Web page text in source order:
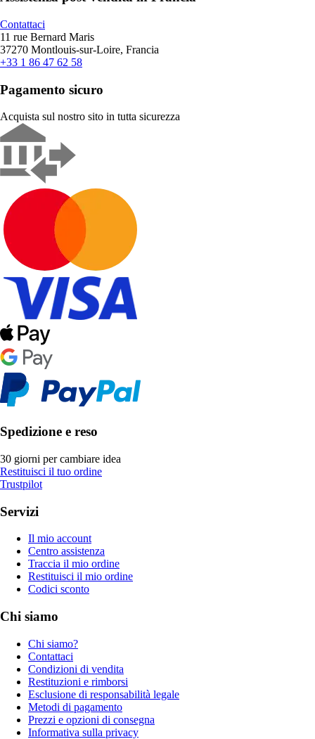
Contattaci
11 rue Bernard Maris
37270 Montlouis-sur-Loire, Francia
+33 1 86 47 62 58
Pagamento sicuro
Acquista sul nostro sito in tutta sicurezza
Spedizione e reso
30 giorni per cambiare idea
Restituisci il tuo ordine
Trustpilot
Servizi
Il mio account
Centro assistenza
Traccia il mio ordine
Restituisci il mio ordine
Codici sconto
Chi siamo
Chi siamo?
Contattaci
Condizioni di vendita
Restituzioni e rimborsi
Esclusione di responsabilità legale
Metodi di pagamento
Prezzi e opzioni di consegna
Informativa sulla privacy